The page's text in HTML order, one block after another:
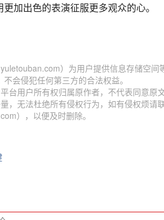
加出色的表演征服更多观众的心。
）为用户提供信息存储空
会侵犯任何第三方的合法权益。
台用户所有权归属原作者，不代表同意原
，无法杜绝所有侵权行为，如有侵权烦请
），以便及时删除。